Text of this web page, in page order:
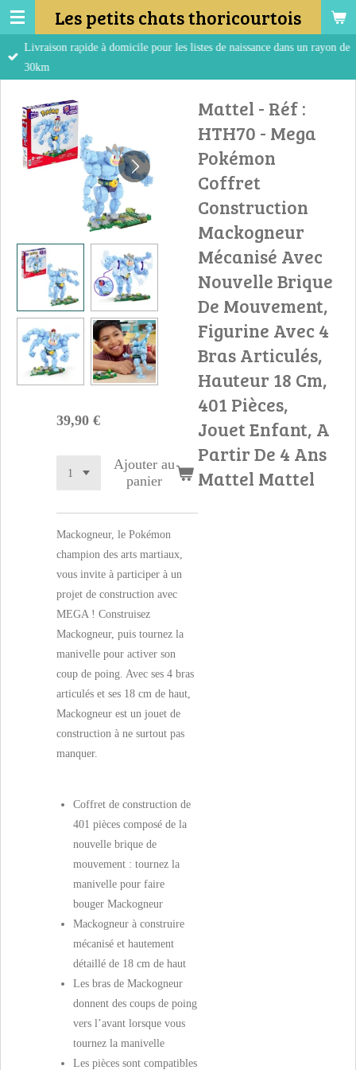
Passer
au
contenu
Les petits chats thoricourtois
Livraison rapide à domicile pour les listes de naissance dans un rayon de
30km
Mattel - Réf :
HTH70 - Mega
Pokémon
Coffret
Construction
Mackogneur
Mécanisé Avec
Nouvelle Brique
De Mouvement,
Figurine Avec 4
Bras Articulés,
Hauteur 18 Cm,
401 Pièces,
Jouet Enfant, A
Partir De 4 Ans
Mattel Mattel
39,90 €
Ajouter au
panier
Mackogneur, le Pokémon
champion des arts martiaux,
vous invite à participer à un
projet de construction avec
MEGA ! Construisez
Mackogneur, puis tournez la
manivelle pour activer son
coup de poing. Avec ses 4 bras
articulés et ses 18 cm de haut,
Mackogneur est un jouet de
construction à ne surtout pas
manquer.
Coffret de construction de
401 pièces composé de la
nouvelle brique de
mouvement : tournez la
manivelle pour faire
bouger Mackogneur
Mackogneur à construire
mécanisé et hautement
détaillé de 18 cm de haut
Les bras de Mackogneur
donnent des coups de poing
vers l’avant lorsque vous
tournez la manivelle
Les pièces sont compatibles